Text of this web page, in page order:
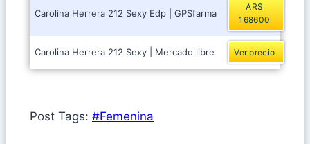
Carolina Herrera 212 Sexy Edp | GPSfarma
ARS
168600
Carolina Herrera 212 Sexy | Mercado libre Ver precio
Post Tags: #Femenina